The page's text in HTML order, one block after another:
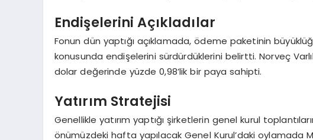
Endişelerini Açıkladılar
Fonun dün yaptığı açıklamada, ödeme paketinin
konusunda endişelerini sürdürdüklerini belirtti. Norveç
dolar değerinde yüzde 0,98’lik bir paya sahipti.
Yatırım Stratejisi
Genellikle yatırım yaptığı şirketlerin genel kurul
önümüzdeki hafta yapılacak Genel Kurul’daki oylamada